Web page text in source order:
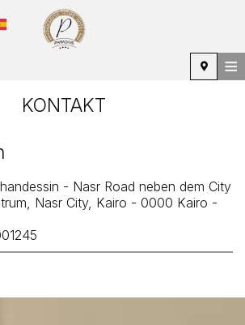
≡
STARTSEITE
EINRICHTUNGEN
FOTOGALERIE
KONTAKT
- Nasr Road neben dem City
Nasr City, Kairo - 0000 Kairo -